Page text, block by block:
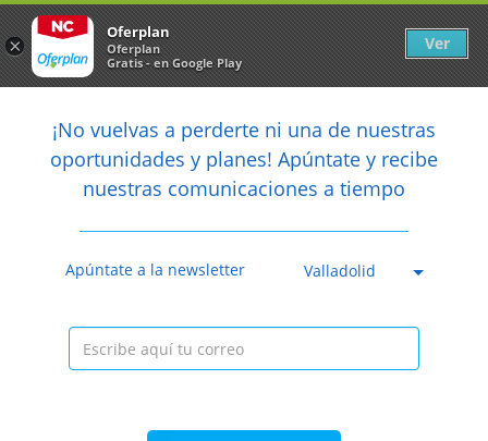

Caducada
Anterior
arrow_back Newsletter
¡No vuelvas a perderte ni una de nuestras
oportunidades y planes! Apúntate y recibe
nuestras comunicaciones a tiempo
Apúntate a la newsletter Valladolid
×
Oferplan
Oferplan
Gratis - en Google Play
Ver